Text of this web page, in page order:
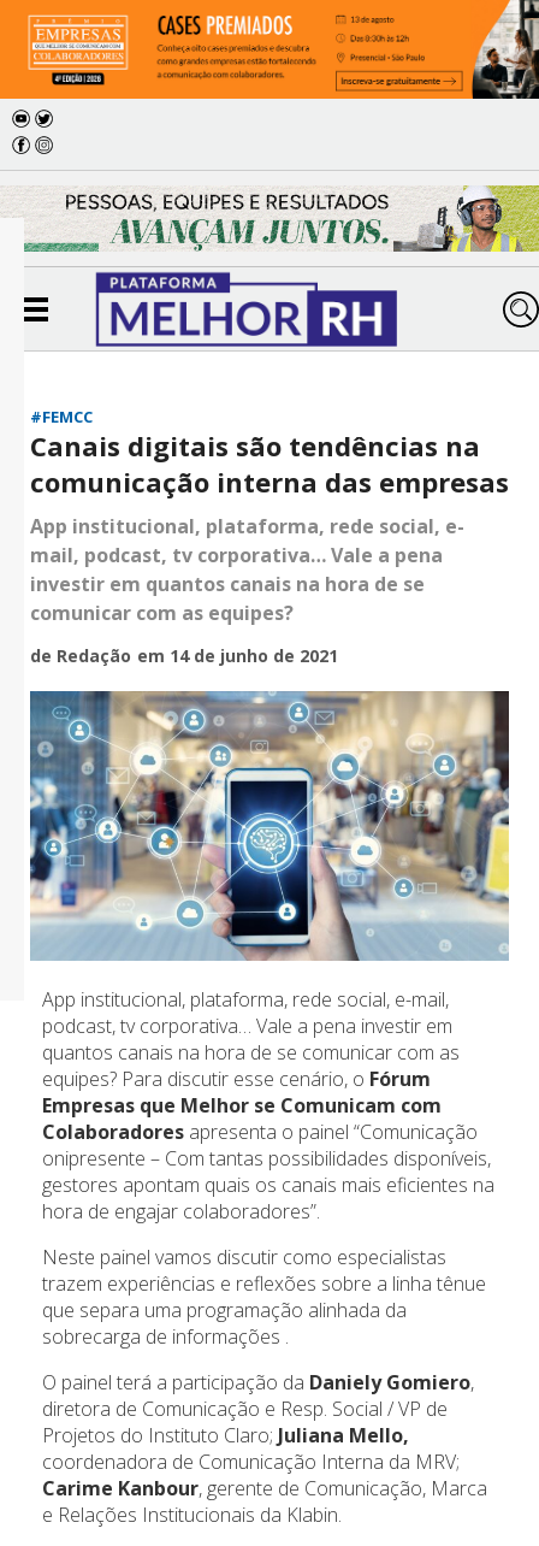
#FEMCC
Canais digitais são tendências na
comunicação interna das empresas
App institucional, plataforma, rede social, e-
mail, podcast, tv corporativa… Vale a pena
investir em quantos canais na hora de se
comunicar com as equipes?
de Redação em 14 de junho de 2021
App institucional, plataforma, rede social, e-mail,
podcast, tv corporativa… Vale a pena investir em
quantos canais na hora de se comunicar com as
equipes? Para discutir esse cenário, o Fórum
Empresas que Melhor se Comunicam com
Colaboradores apresenta o painel “Comunicação
onipresente – Com tantas possibilidades disponíveis,
gestores apontam quais os canais mais eficientes na
hora de engajar colaboradores”.
Neste painel vamos discutir como especialistas
trazem experiências e reflexões sobre a linha tênue
que separa uma programação alinhada da
sobrecarga de informações .
O painel terá a participação da Daniely Gomiero,
diretora de Comunicação e Resp. Social / VP de
Projetos do Instituto Claro; Juliana Mello,
coordenadora de Comunicação Interna da MRV;
Carime Kanbour, gerente de Comunicação, Marca
e Relações Institucionais da Klabin.